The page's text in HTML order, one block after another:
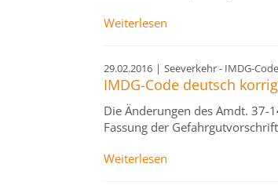
Weiterlesen
29.02.2016 | Seeverkehr - IMDG-Code
IMDG-Code deutsch
Die Änderungen des Amdt. 37-
Fassung der
Weiterlesen